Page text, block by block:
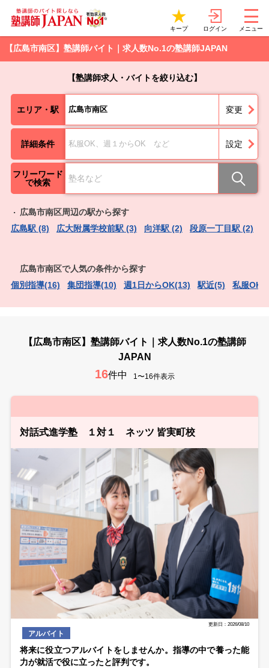
キープ ログイン メニュー
【広島市南区】塾講師バイト｜求人数No.1の塾講師JAPAN
【塾講師求人・バイトを絞り込む】
エリア・駅 広島市南区 変更
詳細条件 私服OK、週１からOK など 設定
フリーワード
で検索
広島市南区周辺の駅から探す
広島駅 (8)
広大附属学校前駅 (3) 向洋駅 (2) 段原一丁目駅 (2)
広島市南区で人気の条件から探す
個別指導(16)
集団指導(10) 週1日からOK(13) 駅近(5) 私服OK
【広島市南区】塾講師バイト｜求人数No.1の塾講師
JAPAN
16件中 1〜16件表示
対話式進学塾 １対１ ネッツ 皆実町校
更新日：2026/08/10
アルバイト
将来に役立つアルバイトをしませんか。指導の中で養った能
力が就活で役に立ったと評判です。